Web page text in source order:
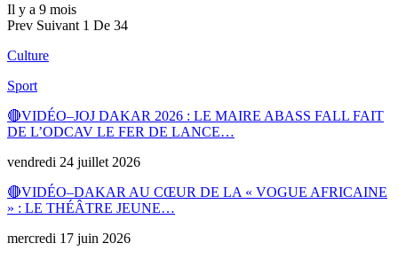
Il y a 9 mois
Prev Suivant 1 De 34
Culture
Sport
🔴VIDÉO–JOJ DAKAR 2026 : LE MAIRE ABASS FALL FAIT
DE L’ODCAV LE FER DE LANCE…
vendredi 24 juillet 2026
🔴VIDÉO–DAKAR AU CŒUR DE LA « VOGUE AFRICAINE
» : LE THÉÂTRE JEUNE…
mercredi 17 juin 2026